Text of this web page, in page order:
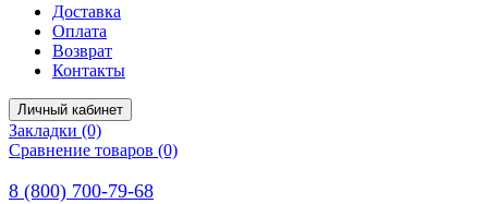
Доставка
Оплата
Возврат
Контакты
Личный кабинет
Закладки (0)
Сравнение товаров (0)
8 (800) 700-79-68